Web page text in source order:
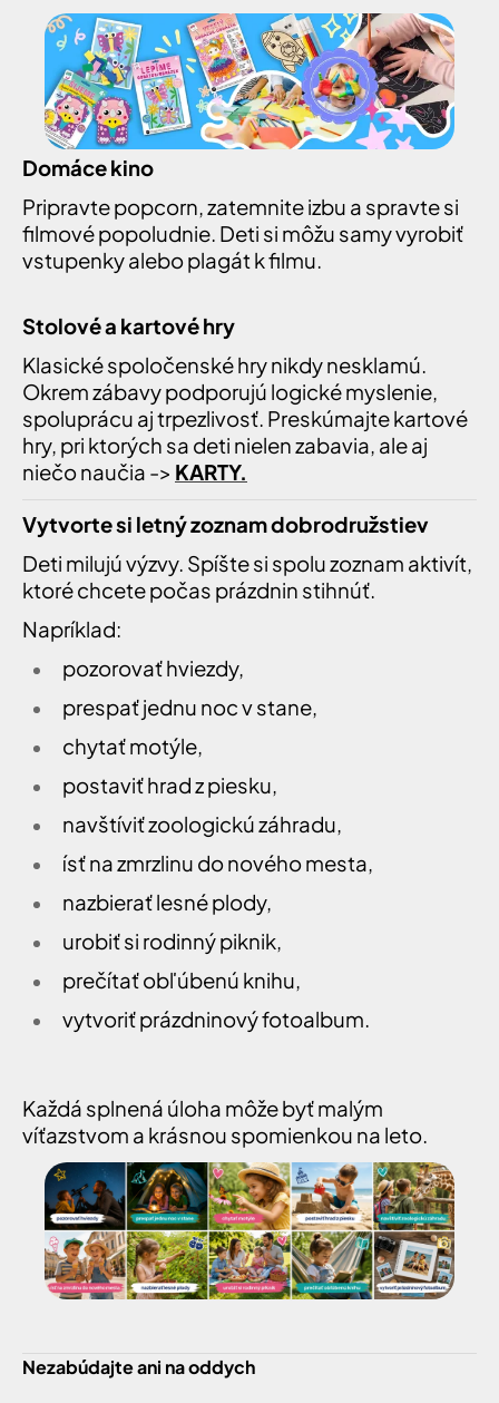
Domáce kino
Pripravte popcorn, zatemnite izbu a spravte si
filmové popoludnie. Deti si môžu samy vyrobiť
vstupenky alebo plagát k filmu.
Stolové a kartové hry
Klasické spoločenské hry nikdy nesklamú.
Okrem zábavy podporujú logické myslenie,
spoluprácu aj trpezlivosť. Preskúmajte kartové
hry, pri ktorých sa deti nielen zabavia, ale aj
niečo naučia -> KARTY.
Vytvorte si letný zoznam dobrodružstiev
Deti milujú výzvy. Spíšte si spolu zoznam aktivít,
ktoré chcete počas prázdnin stihnúť.
Napríklad:
pozorovať hviezdy,
prespať jednu noc v stane,
chytať motýle,
postaviť hrad z piesku,
navštíviť zoologickú záhradu,
ísť na zmrzlinu do nového mesta,
nazbierať lesné plody,
urobiť si rodinný piknik,
prečítať obľúbenú knihu,
vytvoriť prázdninový fotoalbum.
Každá splnená úloha môže byť malým
víťazstvom a krásnou spomienkou na leto.
Nezabúdajte ani na oddych